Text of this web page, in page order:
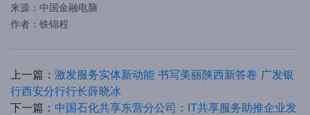
来源：中国金融电脑
作者：铁锦程
上一篇： 激发服务实体新动能 书写美丽陕西新答卷 广发银
行西安分行行长薛晓冰
下一篇： 中国石化共享东营分公司：IT共享服务助推企业发